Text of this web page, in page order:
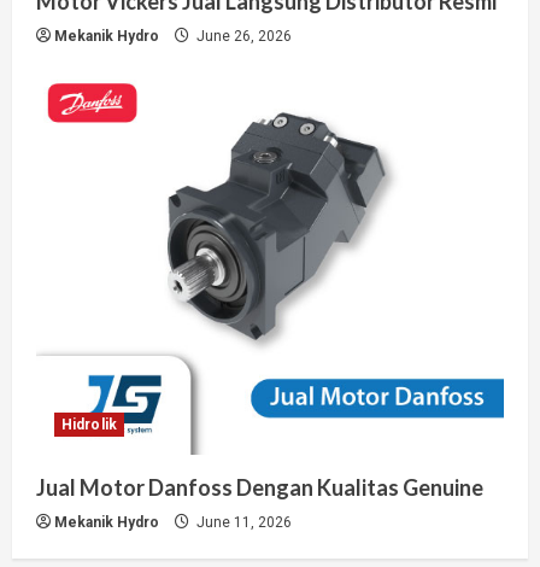
Mekanik Hydro June 26, 2026
Hidrolik
Jual Motor Danfoss Dengan Kualitas Genuine
Mekanik Hydro June 11, 2026